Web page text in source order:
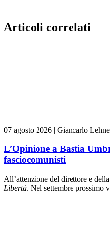
Articoli correlati
07 agosto 2026 | Giancarlo
L’Opinione a Bastia
fasciocomunisti
All’attenzione del direttore e
Libertà. Nel settembre prossimo